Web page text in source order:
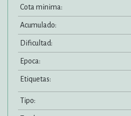
Cota minima:
Acumulado:
Dificultad:
Epoca:
Etiquetas:
Tipo: